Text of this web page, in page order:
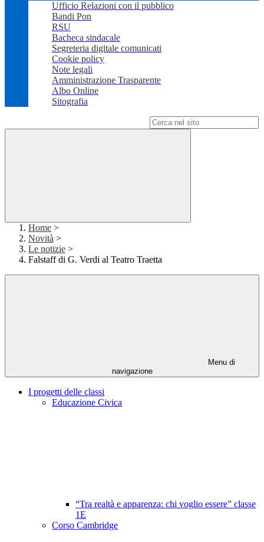
Ufficio Relazioni con il pubblico
Bandi Pon
RSU
Bacheca sindacale
Segreteria digitale comunicati
Cookie policy
Note legali
Amministrazione Trasparente
Albo Online
Sitografia
Home >
Novità >
Le notizie >
Falstaff di G. Verdi al Teatro Traetta
Menu di
navigazione
I progetti delle classi
Educazione Civica
“Tra realtà e apparenza: chi voglio essere” classe
1E
Corso Cambridge